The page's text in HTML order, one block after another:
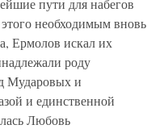
пути для набегов
необходимым вновь
Ермолов искал их
роду
Мударовых и
и единственной
Любовь